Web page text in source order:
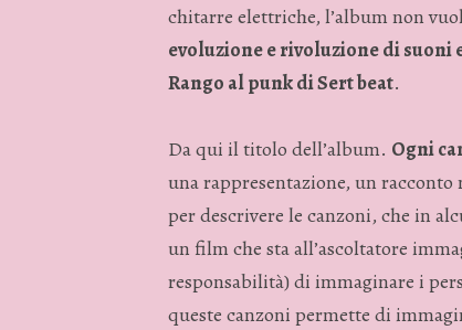
chitarre elettriche, l’album non
evoluzione e rivoluzione di suoni
Rango al punk di Sert beat.
Da qui il titolo dell’album. Ogni
una rappresentazione, un
per descrivere le canzoni, che in
un film che sta all’ascoltatore
responsabilità) di immaginare i
queste canzoni permette di